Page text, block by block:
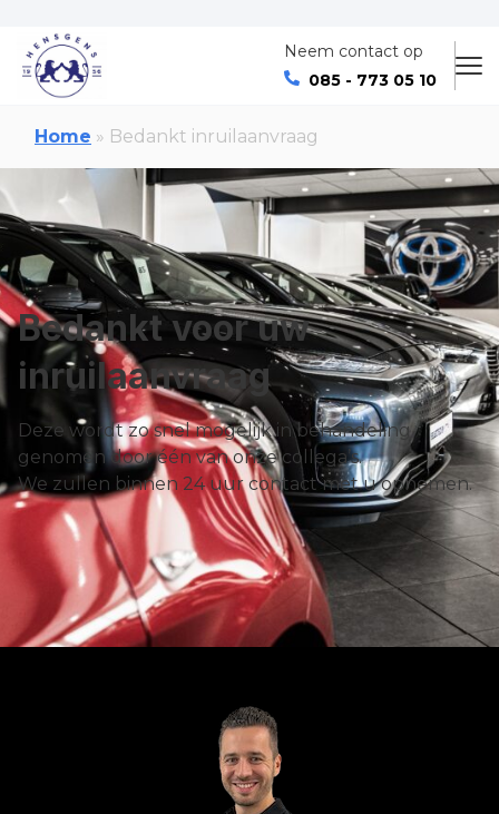
Neem contact op
085 - 773 05 10
Home » Bedankt inruilaanvraag
Bedankt voor uw
inruilaanvraag
Deze wordt zo snel mogelijk in behandeling
genomen door één van onze collega’s.
We zullen binnen 24 uur contact met u opnemen.